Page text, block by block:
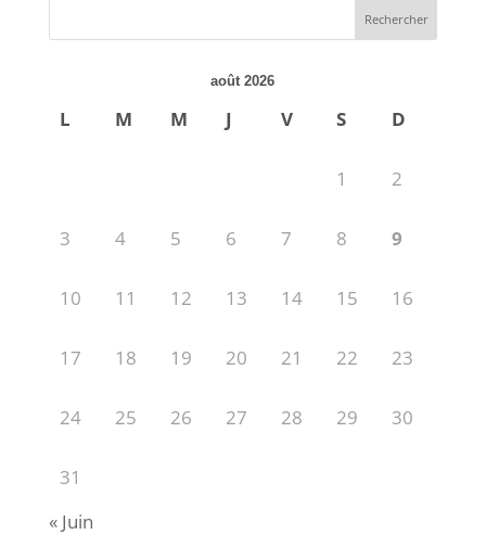
août 2026
L M M J V S D
1 2
3 4 5 6 7 8 9
10 11 12 13 14 15 16
17 18 19 20 21 22 23
24 25 26 27 28 29 30
31
« Juin